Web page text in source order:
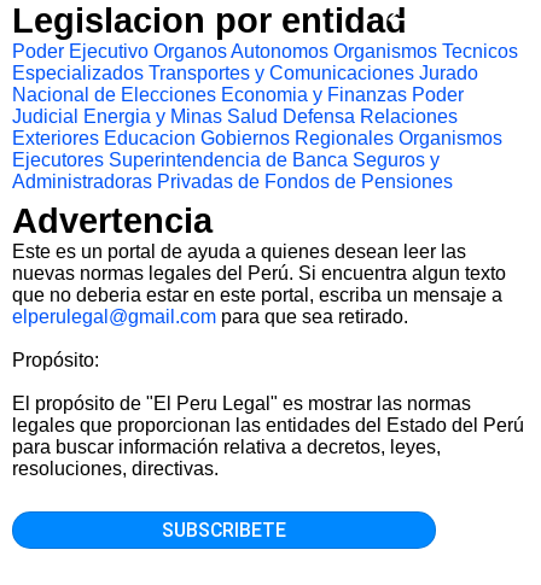
Legislacion por entidad
Poder Ejecutivo Organos Autonomos Organismos Tecnicos
Especializados Transportes y Comunicaciones Jurado
Nacional de Elecciones Economia y Finanzas Poder
Judicial
Energia y Minas Salud Defensa Relaciones
Exteriores Educacion Gobiernos Regionales Organismos
Ejecutores Superintendencia de Banca Seguros y
Administradoras Privadas de Fondos de Pensiones
Advertencia
Este es un portal de ayuda a quienes desean leer las
nuevas normas legales del Perú. Si encuentra algun texto
que no deberia estar en este portal, escriba un mensaje a
elperulegal@gmail.com para que sea retirado.
Propósito:
El propósito de "El Peru Legal" es mostrar las normas
legales que proporcionan las entidades del Estado del Perú
para buscar información relativa a decretos, leyes,
resoluciones, directivas.